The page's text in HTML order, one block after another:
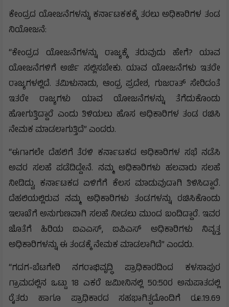
ಕೇಂದ್ರದ ಯೋಜನೆಗಳನ್ನು ಕರ್ನಾಟಕಕಕ್ಕೆ ತರಲು ಅಧಿಕಾರಿಗಳ ತಂಡ
ನಿಯೋಜನೆ:
“ಕೇಂದ್ರದ ಯೋಜನೆಗಳನ್ನು ರಾಜ್ಯಕ್ಕೆ ತರುವುದು ಹೇಗೆ? ಯಾವ
ಯೋಜನೆಗಳಿಗೆ ಅರ್ಜಿ ಸಲ್ಲಿಸಬೇಕು. ಯಾವ ಯೋಜನೆಗಳು ಇತರೇ
ರಾಜ್ಯಗಳಲ್ಲಿದೆ. ತಮಿಳುನಾಡು, ಆಂಧ್ರ ಪ್ರದೇಶ, ಗುಜರಾತ್ ಸೇರಿದಂತೆ
ಇತರೇ ರಾಜ್ಯಗಳು ಯಾವ ಯೋಜನೆಗಳನ್ನು ತೆಗೆದುಕೊಂಡು
ಹೋಗುತ್ತಿದ್ದಾರೆ ಎಂದು ತಿಳಿಯಲು ಹೊಸ ಅಧಿಕಾರಿಗಳ ತಂಡ ರಚಿಸಿ
ನೇಮಕ ಮಾಡಲಾಗುತ್ತಿದೆ” ಎಂದರು.
“ಈಗಾಗಲೇ ದೆಹಲಿಗೆ ತೆರಳಿ ಕರ್ನಾಟಕದ ಅಧಿಕಾರಿಗಳ ಸಭೆ ನಡೆಸಿ
ಅವರ ಸಲಹೆ ಪಡೆದಿದ್ದೇನೆ. ನಮ್ಮ ಅಧಿಕಾರಿಗಳು ಹಲವಾರು ಸಲಹೆ
ನೀಡಿದ್ದು, ಕರ್ನಾಟಕದ ಏಳಿಗೆಗೆ ಕೆಲಸ ಮಾಡುವುದಾಗಿ ತಿಳಿಸಿದ್ದಾರೆ.
ದೆಹಲಿಯಲ್ಲಿರುವ ನಮ್ಮ ಅಧಿಕಾರಿಗಳು ತಂಡಗಳನ್ನು ರಚಿಸಿಕೊಂಡು
ಇಲಾಖೆಗೆ ಅನುಗುಣವಾಗಿ ಸಲಹೆ ನೀಡಲು ಮುಂದ ಬಂದಿದ್ದಾರೆ. ಇವರ
ಜೊತೆಗೆ ಹಿರಿಯ ಐಎಎಸ್, ಐಪಿಎಸ್ ಅಧಿಕಾರಿಗಳು ನಿವೃತ್ತ
ಅಧಿಕಾರಿಗಳನ್ನು ಈ ತಂಡಕ್ಕೆ ನೇಮಕ ಮಾಡಲಾಗಿದೆ” ಎಂದರು.
“ಗದಗ-ಬೆಟಗೇರಿ ನಗರಾಭಿವೃದ್ಧಿ ಪ್ರಾಧಿಕಾರದಿಂದ ಕಳಸಾಪುರ
ಗ್ರಾಮದಲ್ಲಿನ ಒಟ್ಟು 18 ಎಕರೆ ಜಮೀನಿನಲ್ಲಿ 50:50ರ ಅನುಪಾತದಲ್ಲಿ
ರೈತರು ಹಾಗೂ ಪ್ರಾಧಿಕಾರದ ಸಹಭಾಗಿತ್ವದೊಂದಿಗೆ ರೂ.19.69